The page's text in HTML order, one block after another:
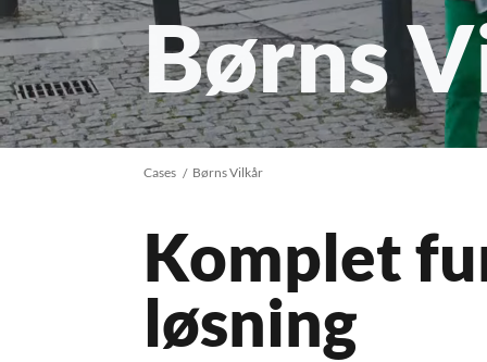
Børns
Cases Børns Vilkår
Komplet
løsning